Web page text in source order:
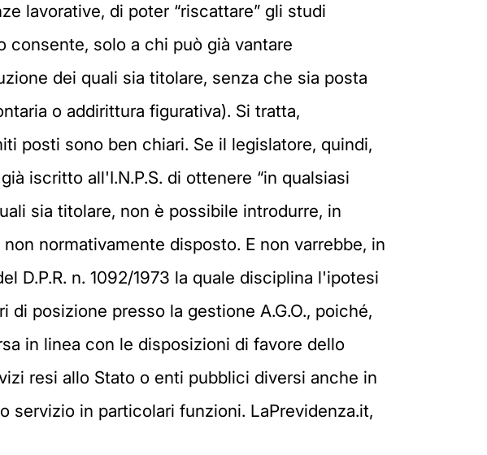
lavorative, di poter “riscattare” gli studi
solo a chi può già vantare
dei quali sia titolare, senza che sia posta
o addirittura figurativa). Si tratta,
posti sono ben chiari. Se il legislatore, quindi,
iscritto all'I.N.P.S. di ottenere “in qualsiasi
sia titolare, non è possibile introdurre, in
normativamente disposto. E non varrebbe, in
D.P.R. n. 1092/1973 la quale disciplina l'ipotesi
posizione presso la gestione A.G.O., poiché,
in linea con le disposizioni di favore dello
resi allo Stato o enti pubblici diversi anche in
in particolari funzioni. LaPrevidenza.it,